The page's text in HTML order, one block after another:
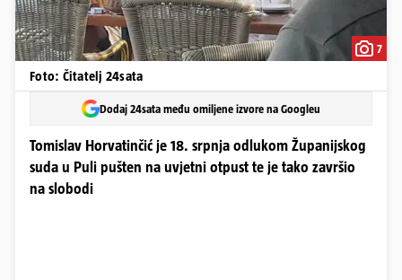
7
Foto: Čitatelj 24sata
Dodaj 24sata među omiljene izvore na Googleu
Tomislav Horvatinčić je 18. srpnja odlukom Županijskog
suda u Puli pušten na uvjetni otpust te je tako završio
na slobodi